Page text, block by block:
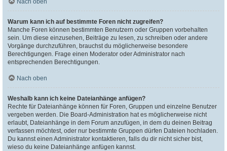
Nach oben
Warum kann ich auf bestimmte Foren nicht zugreifen?
Manche Foren können bestimmten Benutzern oder Gruppen vorbehalten
sein. Um diese einzusehen, Beiträge zu lesen, zu schreiben oder andere
Vorgänge durchzuführen, brauchst du möglicherweise besondere
Berechtigungen. Frage einen Moderator oder Administrator nach
entsprechenden Berechtigungen.
Nach oben
Weshalb kann ich keine Dateianhänge anfügen?
Rechte für Dateianhänge können für Foren, Gruppen und einzelne Benutzer
vergeben werden. Die Board-Administration hat es möglicherweise nicht
erlaubt, Dateianhänge in dem Forum anzufügen, in dem du deinen Beitrag
verfassen möchtest, oder nur bestimmte Gruppen dürfen Dateien hochladen.
Du kannst einen Administrator kontaktieren, falls du dir nicht sicher bist,
wieso du keine Dateianhänge anfügen kannst.